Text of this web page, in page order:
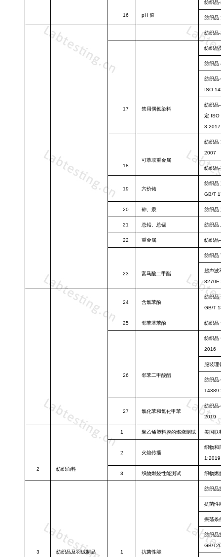
16 pH 值
纺织品
纺织品
纺织品
17 禁用偶氮染料
纺织品
纺织品
纺织品
ISO
纺织品
定 ISO
3:2017
18
可萃取重金属
纺织品
2007
纺织品
19 六价铬
纺织品
GB/T
20 砷、汞 纺织品
21 总铅、总镉 纺织品
22 重金属 纺织品
23 富马酸二甲酯
纺织品
超声波
24 含氯苯酚
纺织品
GB/T
25 邻苯基苯酚 纺织品
26 邻苯二甲酸酯
纺织品
2016
服装理
纺织品
27 氯化苯和氯化甲苯
纺织品
2019
2 纺织面料
1 聚乙烯塑料膜的燃烧测试 美国联
2 火焰传播
织物和
1:2019
3 织物燃烧性能测试 织物燃
3 纺织品及羽绒制品 1 抗菌性能
纺织品
抗菌性
振荡条
纺织品
GB/